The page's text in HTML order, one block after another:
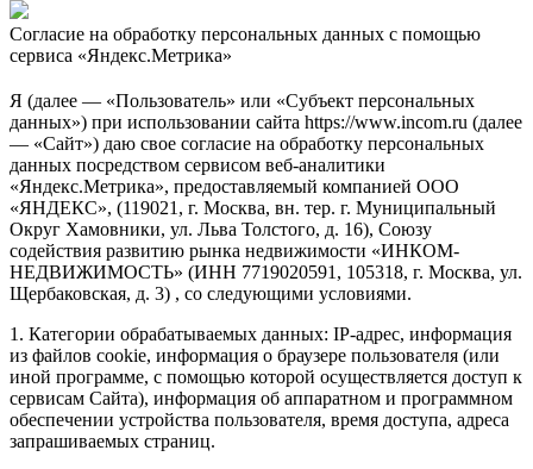
Согласие на обработку персональных данных с помощью
сервиса «Яндекс.Метрика»
Я (далее — «Пользователь» или «Субъект персональных
данных») при использовании сайта https://www.incom.ru (далее
— «Сайт») даю свое согласие на обработку персональных
данных посредством сервисом веб-аналитики
«Яндекс.Метрика», предоставляемый компанией ООО
«ЯНДЕКС», (119021, г. Москва, вн. тер. г. Муниципальный
Округ Хамовники, ул. Льва Толстого, д. 16), Союзу
содействия развитию рынка недвижимости «ИНКОМ-
НЕДВИЖИМОСТЬ» (ИНН 7719020591, 105318, г. Москва, ул.
Щербаковская, д. 3) , со следующими условиями.
1. Категории обрабатываемых данных: IP-адрес, информация
из файлов cookie, информация о браузере пользователя (или
иной программе, с помощью которой осуществляется доступ к
сервисам Сайта), информация об аппаратном и программном
обеспечении устройства пользователя, время доступа, адреса
запрашиваемых страниц.